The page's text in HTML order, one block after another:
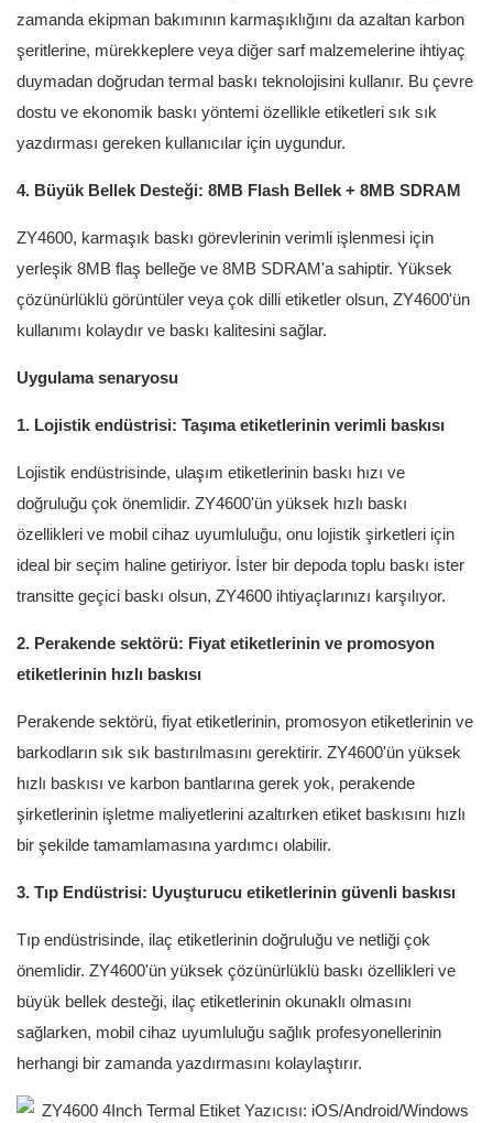
zamanda ekipman bakımının karmaşıklığını da azaltan karbon
şeritlerine, mürekkeplere veya diğer sarf malzemelerine ihtiyaç
duymadan doğrudan termal baskı teknolojisini kullanır. Bu çevre
dostu ve ekonomik baskı yöntemi özellikle etiketleri sık sık
yazdırması gereken kullanıcılar için uygundur.
4. Büyük Bellek Desteği: 8MB Flash Bellek + 8MB SDRAM
ZY4600, karmaşık baskı görevlerinin verimli işlenmesi için
yerleşik 8MB flaş belleğe ve 8MB SDRAM'a sahiptir. Yüksek
çözünürlüklü görüntüler veya çok dilli etiketler olsun, ZY4600'ün
kullanımı kolaydır ve baskı kalitesini sağlar.
Uygulama senaryosu
1. Lojistik endüstrisi: Taşıma etiketlerinin verimli baskısı
Lojistik endüstrisinde, ulaşım etiketlerinin baskı hızı ve
doğruluğu çok önemlidir. ZY4600'ün yüksek hızlı baskı
özellikleri ve mobil cihaz uyumluluğu, onu lojistik şirketleri için
ideal bir seçim haline getiriyor. İster bir depoda toplu baskı ister
transitte geçici baskı olsun, ZY4600 ihtiyaçlarınızı karşılıyor.
2. Perakende sektörü: Fiyat etiketlerinin ve promosyon
etiketlerinin hızlı baskısı
Perakende sektörü, fiyat etiketlerinin, promosyon etiketlerinin ve
barkodların sık sık bastırılmasını gerektirir. ZY4600'ün yüksek
hızlı baskısı ve karbon bantlarına gerek yok, perakende
şirketlerinin işletme maliyetlerini azaltırken etiket baskısını hızlı
bir şekilde tamamlamasına yardımcı olabilir.
3. Tıp Endüstrisi: Uyuşturucu etiketlerinin güvenli baskısı
Tıp endüstrisinde, ilaç etiketlerinin doğruluğu ve netliği çok
önemlidir. ZY4600'ün yüksek çözünürlüklü baskı özellikleri ve
büyük bellek desteği, ilaç etiketlerinin okunaklı olmasını
sağlarken, mobil cihaz uyumluluğu sağlık profesyonellerinin
herhangi bir zamanda yazdırmasını kolaylaştırır.